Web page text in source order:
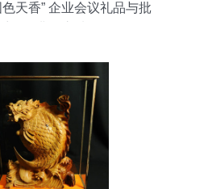
天香” 企业会议礼品与批